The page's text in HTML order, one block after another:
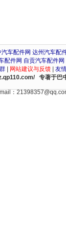
汽车配件网 达州汽车配
配件网 自贡汽车配件网
| 网站建议与反馈| 友
专著于巴
：